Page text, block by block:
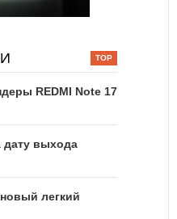
REDMI Note 17
дату выхода
легкий